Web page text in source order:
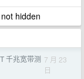
hidden
千兆宽带测 7 月 23
日